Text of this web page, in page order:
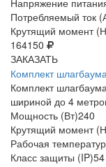
Напряжение
Потребляемый ток
Крутящий момент
164150
ЗАКАЗАТЬ
Комплект
Комплект
шириной до 4
Мощность (Вт)240
Крутящий момент
Рабочая
Класс защиты (IP)54